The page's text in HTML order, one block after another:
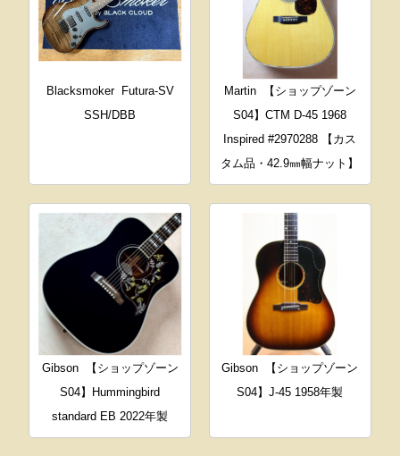
Blacksmoker
Futura-SV
SSH/DBB
Martin
【ショップゾーン
S04】CTM D-45 1968
Inspired #2970288 【カス
タム品・42.9㎜幅ナット】
Gibson
【ショップゾーン
S04】Hummingbird
standard EB 2022年製
Gibson
【ショップゾーン
S04】J-45 1958年製